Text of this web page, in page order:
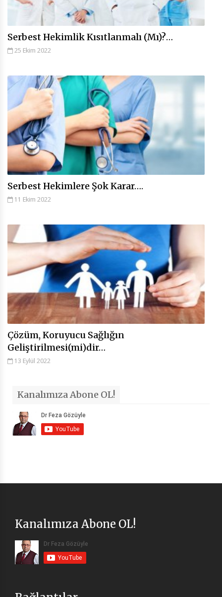
Serbest Hekimlik Kısıtlanmalı (Mı)?…
25 Ekim 2022
Serbest Hekimlere Şok Karar….
11 Ekim 2022
Çözüm, Koruyucu Sağlığın
Geliştirilmesi(mi)dir…
13 Eylül 2022
Kanalımıza Abone OL!
Kanalımıza Abone OL!